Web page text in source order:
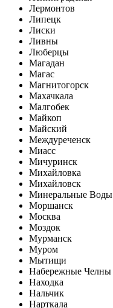
Лермонтов
Липецк
Лиски
Ливны
Люберцы
Магадан
Магас
Магнитогорск
Махачкала
Малгобек
Майкоп
Майский
Междуреченск
Миасс
Мичуринск
Михайловка
Михайловск
Минеральные Воды
Моршанск
Москва
Моздок
Мурманск
Муром
Мытищи
Набережные Челны
Находка
Нальчик
Нарткала